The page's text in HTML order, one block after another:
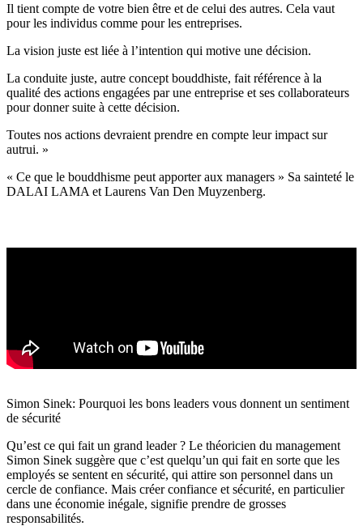
​Il tient compte de votre bien être et de celui des autres. Cela vaut
pour les individus comme pour les entreprises.
​La vision juste est liée à l’intention qui motive une décision.
​La conduite juste, autre concept bouddhiste, fait référence à la
qualité des actions engagées par une entreprise et ses collaborateurs
pour donner suite à cette décision.
Toutes nos actions devraient prendre en compte leur impact sur
autrui. »
« Ce que le bouddhisme peut apporter aux managers » Sa sainteté le
DALAI LAMA et Laurens Van Den Muyzenberg.
Simon Sinek: Pourquoi les bons leaders vous donnent un sentiment
de sécurité
Qu’est ce qui fait un grand leader ? Le théoricien du management
Simon Sinek suggère que c’est quelqu’un qui fait en sorte que les
employés se sentent en sécurité, qui attire son personnel dans un
cercle de confiance. Mais créer confiance et sécurité, en particulier
dans une économie inégale, signifie prendre de grosses
responsabilités.